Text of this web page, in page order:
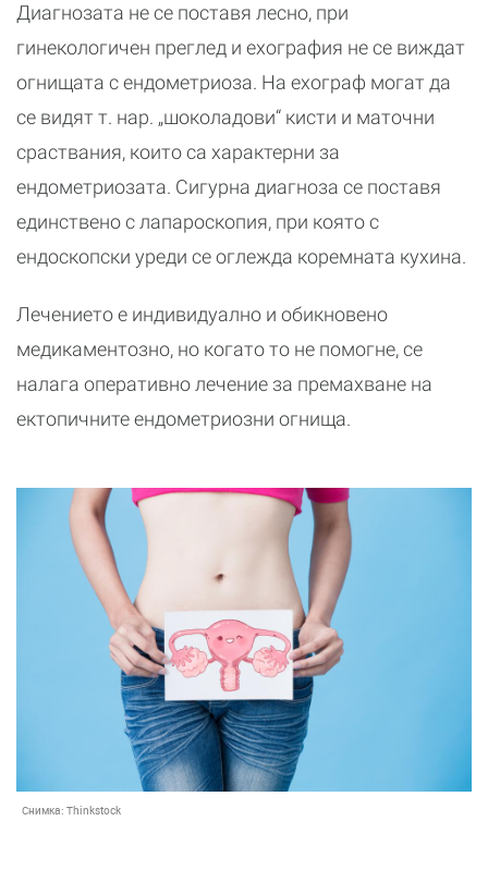
Диагнозата не се поставя лесно, при
гинекологичен преглед и ехография не се виждат
огнищата с ендометриоза. На ехограф могат да
се видят т. нар. „шоколадови“ кисти и маточни
сраствания, които са характерни за
ендометриозата. Сигурна диагноза се поставя
единствено с лапароскопия, при която с
ендоскопски уреди се оглежда коремната кухина.
Лечението е индивидуално и обикновено
медикаментозно, но когато то не помогне, се
налага оперативно лечение за премахване на
ектопичните ендометриозни огнища.
Снимка: Thinkstock